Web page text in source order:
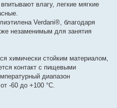
влагу, легкие мягкие
Verdani®, благодаря
незаменимым для занятия
химически стойким материалом,
контакт с пищевыми
диапазон
-60 до +100 °С.